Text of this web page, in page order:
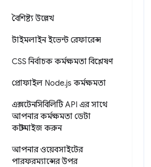
বৈশিষ্ট্য উল্লেখ
টাইমলাইন ইভেন্ট রেফারেন্স
CSS নির্বাচক কর্মক্ষমতা বিশ্লেষণ
প্রোফাইল Node.js কর্মক্ষমতা
এক্সটেনসিবিলিটি API এর সাথে
আপনার কর্মক্ষমতা ডেটা
কাস্টমাইজ করুন
আপনার ওয়েবসাইটের
পারফরম্যান্সের উপর